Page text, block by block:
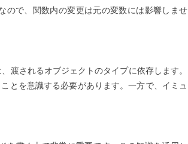
ので、関数内の変更は元の変数には影響しませ
渡されるオブジェクトのタイプに依存します。
とを意識する必要があります。一方で、イミュ